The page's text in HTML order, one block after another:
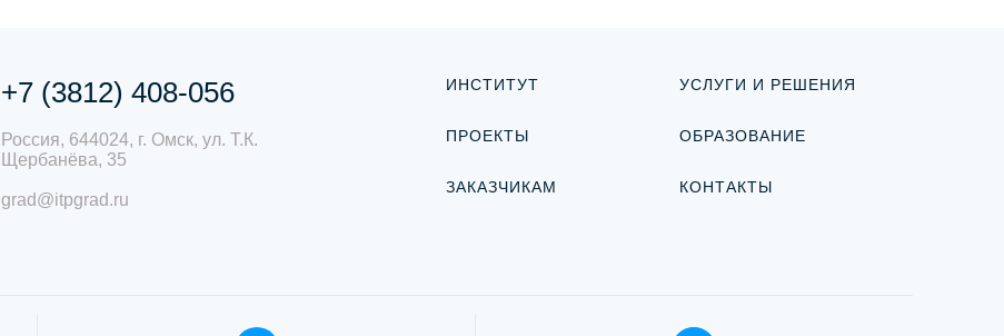
+7 (3812) 408-056
Россия, 644024, г. Омск, ул. Т.К.
Щербанёва, 35
grad@itpgrad.ru
ИНСТИТУТ
ПРОЕКТЫ
ЗАКАЗЧИКАМ
УСЛУГИ И РЕШЕНИЯ
ОБРАЗОВАНИЕ
КОНТАКТЫ